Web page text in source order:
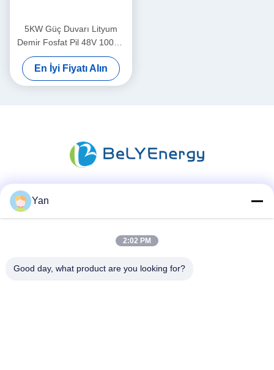
5KW Güç Duvarı Lityum
Demir Fosfat Pil 48V 100AH
Konut Enerji Depolama İçin
En İyi Fiyatı Alın
Yan
2:02 PM
Good day, what product are you looking for?